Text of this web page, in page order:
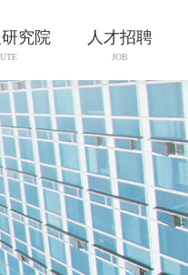
究院 人才招聘
JOB